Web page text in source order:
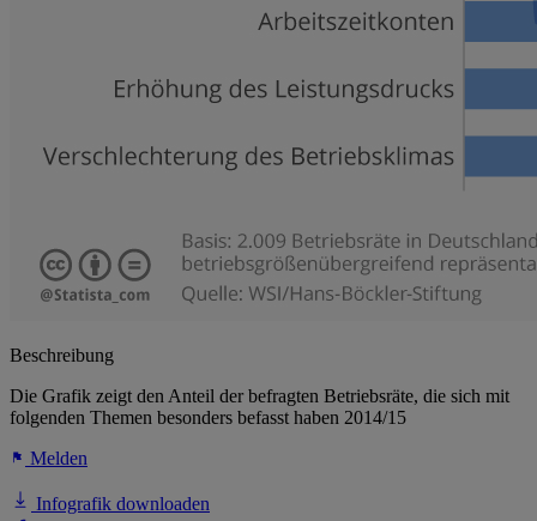
Beschreibung
Die Grafik zeigt den Anteil der befragten Betriebsräte, die sich mit
folgenden Themen besonders befasst haben 2014/15
Melden
Infografik downloaden